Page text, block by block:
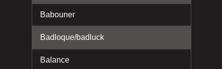
Babouner
Badloque/badluck
Balance